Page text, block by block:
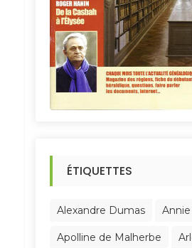
ÉTIQUETTES
Alexandre Dumas
Apolline de Malherbe